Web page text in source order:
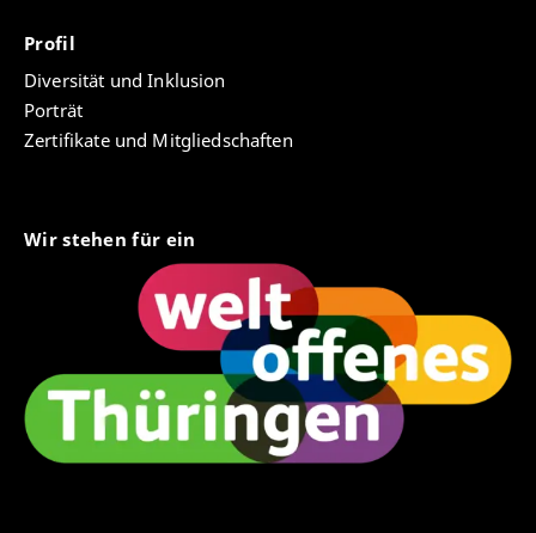
Profil
Diversität und Inklusion
Porträt
Zertifikate und Mitgliedschaften
Wir stehen für ein